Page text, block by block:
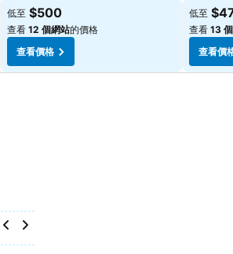
查看價格
低至 $500
查看 12 個網站的價格
查看價格
查看價格
低至
查看 13
查看價